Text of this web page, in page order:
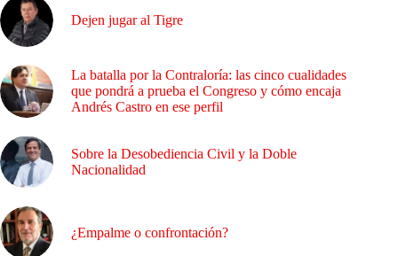
Dejen jugar al Tigre
La batalla por la Contraloría: las cinco cualidades
que pondrá a prueba el Congreso y cómo encaja
Andrés Castro en ese perfil
Sobre la Desobediencia Civil y la Doble
Nacionalidad
¿Empalme o confrontación?